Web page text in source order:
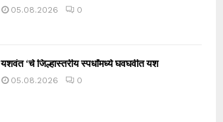
05.08.2026 0
यशवंत ‘चे जिल्हास्तरीय स्पर्धांमध्ये घवघवीत यश
05.08.2026 0